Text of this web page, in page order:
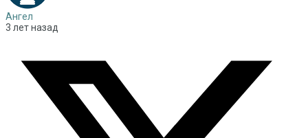
Ангел
3 лет назад